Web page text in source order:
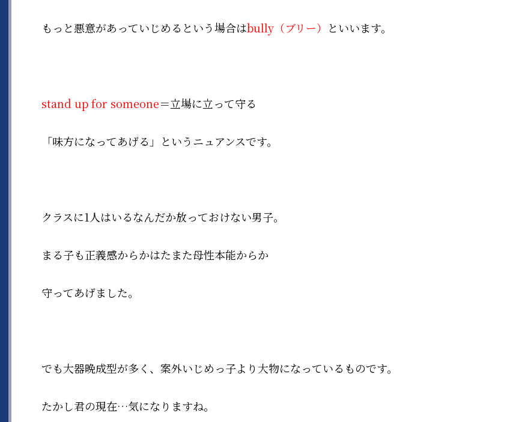
もっと悪意があっていじめるという場合はbully（ブリー） といいます。
stand up for someone＝立場に立って守る
「味方になってあげる」というニュアンスです。
クラスに1人はいるなんだか放っておけない男子。
まる子も正義感からかはたまた母性本能からか
守ってあげました。
でも大器晩成型が多く、案外いじめっ子より大物になっているものです。
たかし君の現在…気になりますね。